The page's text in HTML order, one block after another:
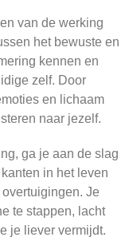
van de werking
het bewuste en
kennen en
zelf. Door
en lichaam
naar jezelf.
ga je aan de slag
in het leven
Je
te stappen, lacht
je liever vermijdt.